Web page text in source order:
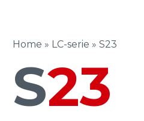
Home » LC-serie » S23
S23